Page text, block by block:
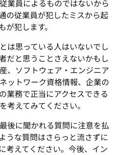
業員によるものではないから
の従業員が犯したミスから起
犯します。
は思っている人はいないでし
だと思うことさえないかもし
、ソフトウェア・エンジニア
ットワーク資格情報、企業の
業務で正当にアクセスできる
考えてみてください。
後に聞かれる質問に注意を払
うな質問はさらっと流さずに
考えてください。今後、イン